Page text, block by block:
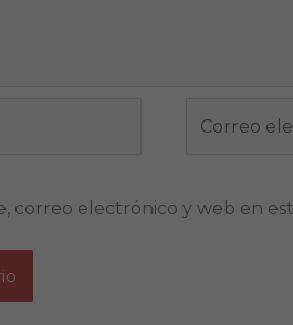
electrónico*
correo electrónico y web en